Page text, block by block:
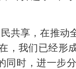
享，在推动
，我们已经形
时，进一步